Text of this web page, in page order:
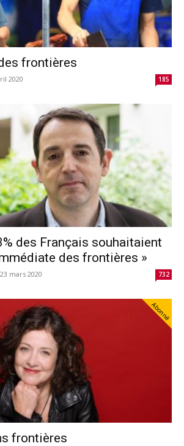
frontières
2020 185
des Français souhaitaient
des frontières »
23 mars 2020 732
Abonné
frontières